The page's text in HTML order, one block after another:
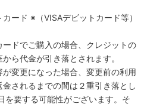
カード ※（VISAデビットカード等）
ドでご購入の場合、クレジットの
ら代金が引き落とされます。
変更になった場合、変更前の利用
されるまでの間は２重引き落とし
を要する可能性がございます。そ